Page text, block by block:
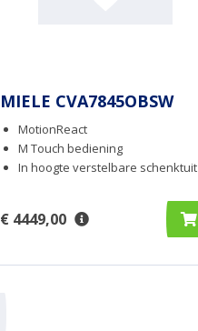
MIELE CVA7845OBSW
MotionReact
M Touch bediening
In hoogte verstelbare schenktuit
€ 4449,00